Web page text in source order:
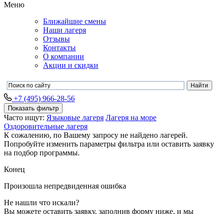
Меню
Ближайшие смены
Наши лагеря
Отзывы
Контакты
О компании
Акции и скидки
+7 (495) 966-28-56
Показать фильтр
Часто ищут: Языковые лагеря Лагеря на море
Оздоровительные лагеря
К сожалению, по Вашему запросу не найдено лагерей.
Попробуйте изменить параметры фильтра или оставить заявку
на подбор программы.
Конец
Произошла непредвиденная ошибка
Не нашли что искали?
Вы можете оставить заявку, заполнив форму ниже, и мы